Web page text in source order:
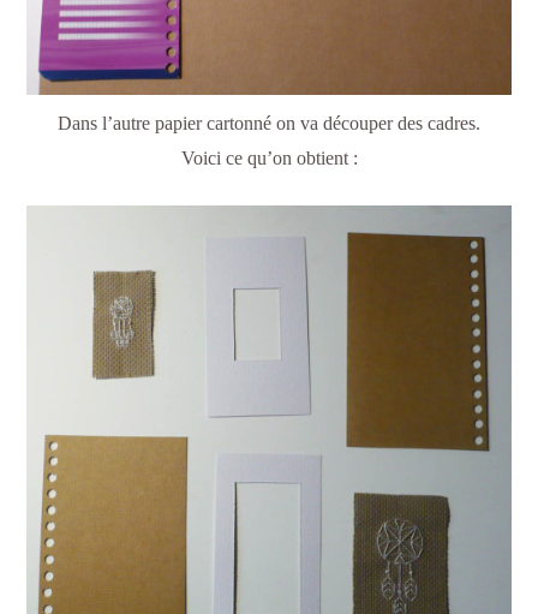
Dans l’autre papier cartonné on va découper des cadres.
Voici ce qu’on obtient :